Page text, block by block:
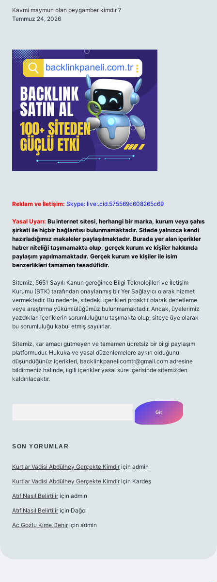
Kavmi maymun olan peygamber kimdir ?
Temmuz 24, 2026
Reklam ve İletişim: Skype: live:.cid.575569c608265c69
Yasal Uyarı: Bu internet sitesi, herhangi bir marka, kurum veya şahıs
şirketi ile hiçbir bağlantısı bulunmamaktadır. Sitede yalnızca kendi
hazırladığımız makaleler paylaşılmaktadır. Burada yer alan içerikler
haber niteliği taşımamakta olup, gerçek kurum ve kişiler hakkında
paylaşım yapılmamaktadır. Gerçek kurum ve kişiler ile isim
benzerlikleri tamamen tesadüfidir.
Sitemiz, 5651 Sayılı Kanun gereğince Bilgi Teknolojileri ve İletişim
Kurumu (BTK) tarafından onaylanmış bir Yer Sağlayıcı olarak hizmet
vermektedir. Bu nedenle, sitedeki içerikleri proaktif olarak denetleme
veya araştırma yükümlülüğümüz bulunmamaktadır. Ancak, üyelerimiz
yazdıkları içeriklerin sorumluluğunu taşımakta olup, siteye üye olarak
bu sorumluluğu kabul etmiş sayılırlar.
Sitemiz, kar amacı gütmeyen ve tamamen ücretsiz bir bilgi paylaşım
platformudur. Hukuka ve yasal düzenlemelere aykırı olduğunu
düşündüğünüz içerikleri, backlinkpanelicomtr@gmail.com adresine
bildirmeniz halinde, ilgili içerikler yasal süre içerisinde sitemizden
kaldırılacaktır.
SON YORUMLAR
Kurtlar Vadisi Abdülhey Gerçekte Kimdir için admin
Kurtlar Vadisi Abdülhey Gerçekte Kimdir için Kardeş
Atıf Nasıl Belirtilir için admin
Atıf Nasıl Belirtilir için Dağcı
Ac Gozlu Kime Denir için admin